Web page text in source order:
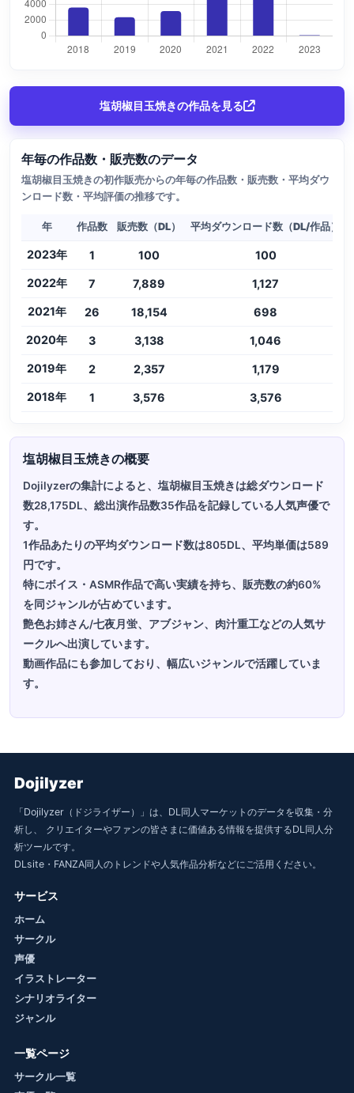
塩胡椒目玉焼きの作品を見る
年毎の作品数・販売数のデータ
塩胡椒目玉焼きの初作販売からの年毎の作品数・販売数・平均ダウ
ンロード数・平均評価の推移です。
年 作品数 販売数（DL） 平均ダウンロード数（DL/作品）
2023年 1 100 100
2022年 7 7,889 1,127
2021年 26 18,154 698
2020年 3 3,138 1,046
2019年 2 2,357 1,179
2018年 1 3,576 3,576
塩胡椒目玉焼きの概要
Dojilyzerの集計によると、塩胡椒目玉焼きは総ダウンロード
数28,175DL、総出演作品数35作品を記録している人気声優で
す。
1作品あたりの平均ダウンロード数は805DL、平均単価は589
円です。
特にボイス・ASMR作品で高い実績を持ち、販売数の約60%
を同ジャンルが占めています。
艶色お姉さん/七夜月蛍、アブジャン、肉汁重工などの人気サ
ークルへ出演しています。
動画作品にも参加しており、幅広いジャンルで活躍していま
す。
Dojilyzer
「Dojilyzer（ドジライザー）」は、DL同人マーケットのデータを収集・分
析し、 クリエイターやファンの皆さまに価値ある情報を提供するDL同人分
析ツールです。
DLsite・FANZA同人のトレンドや人気作品分析などにご活用ください。
サービス
ホーム
サークル
声優
イラストレーター
シナリオライター
ジャンル
一覧ページ
サークル一覧